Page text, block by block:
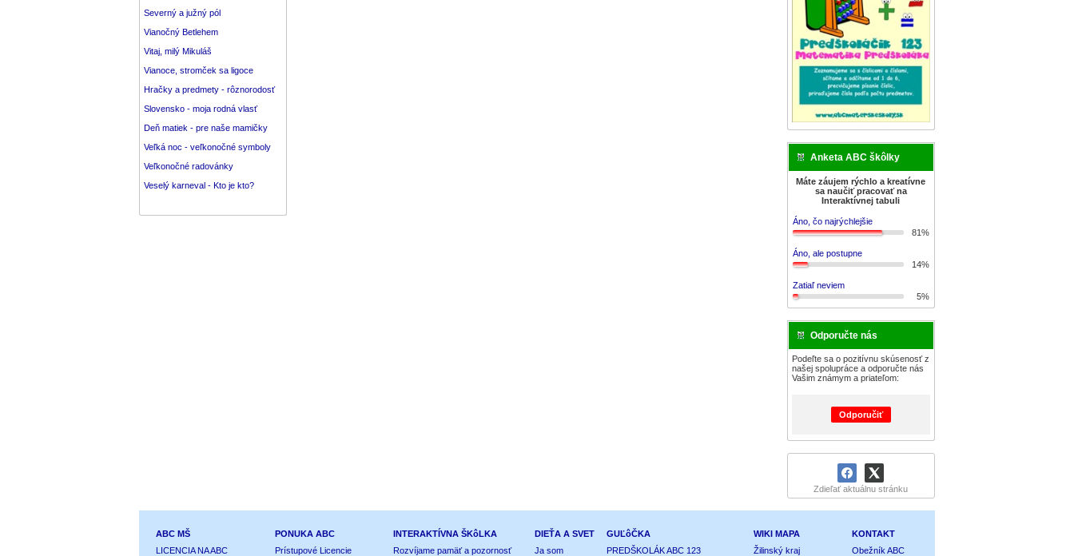
Severný a južný pól
Vianočný Betlehem
Vitaj, milý Mikuláš
Vianoce, stromček sa ligoce
Hračky a predmety - rôznorodosť
Slovensko - moja rodná vlasť
Deň matiek - pre naše mamičky
Veľká noc - veľkonočné symboly
Veľkonočné radovánky
Veselý karneval - Kto je kto?
Anketa ABC škôlky
Máte záujem rýchlo a kreatívne
sa naučiť pracovať na
Interaktívnej tabuli
Áno, čo najrýchlejšie
81%
Áno, ale postupne
14%
Zatiaľ neviem
5%
Odporučte nás
Podeľte sa o pozitívnu skúsenosť z
našej spolupráce a odporučte nás
Vašim známym a priateľom:
Odporučiť
Zdieľať aktuálnu stránku
ABC MŠ
LICENCIA NA ABC
PONUKA ABC
Prístupové Licencie
INTERAKTÍVNA ŠKôLKA
Rozvíjame pamäť a pozornosť
DIEŤA A SVET
Ja som
GUĽôČKA
PREDŠKOLÁK ABC 123
WIKI MAPA
Žilinský kraj
KONTAKT
Obežník ABC